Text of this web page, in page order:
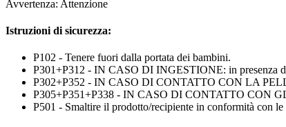
Avvertenza: Attenzione
Istruzioni di sicurezza:
P102 - Tenere fuori dalla portata dei bambini.
P301+P312 - IN CASO DI INGESTIONE: in presenza
P302+P352 - IN CASO DI CONTATTO CON LA
P305+P351+P338 - IN CASO DI CONTATTO CON
P501 - Smaltire il prodotto/recipiente in conformità con